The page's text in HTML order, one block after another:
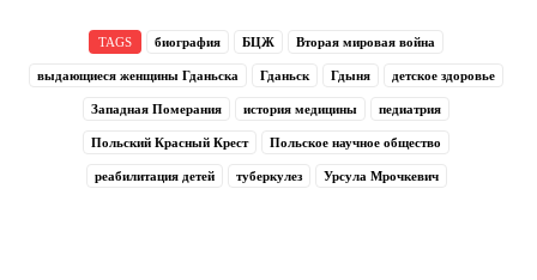
TAGS биография БЦЖ Вторая мировая война
выдающиеся женщины Гданьска Гданьск Гдыня детское здоровье
Западная Померания история медицины педиатрия
Польский Красный Крест Польское научное общество
реабилитация детей туберкулез Урсула Мрочкевич